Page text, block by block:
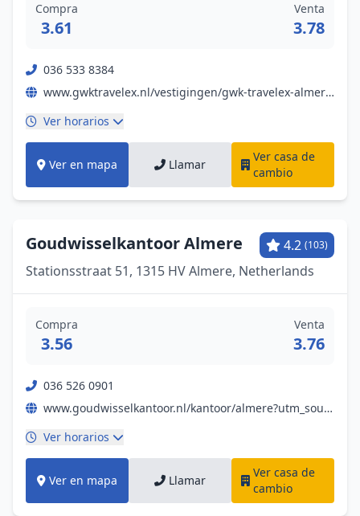
Compra
3.61
Venta
3.78
036 533 8384
www.gwktravelex.nl/vestigingen/gwk-travelex-almere/2180https://www.gwktravelex.nl/vestigingen/gwk-travelex-alkmaar/2182?utm_source=GMB&utm_medium=organic
Ver horarios
Ver en mapa Llamar
Ver casa de
cambio
Goudwisselkantoor Almere 4.2 (103)
Stationsstraat 51, 1315 HV Almere, Netherlands
Compra
3.56
Venta
3.76
036 526 0901
www.goudwisselkantoor.nl/kantoor/almere?utm_source=google&utm_medium=organic&utm_campaign=gmb-almere
Ver horarios
Ver en mapa Llamar
Ver casa de
cambio